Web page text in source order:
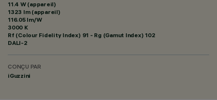
11.4 W (appareil)
1323 lm (appareil)
116.05 lm/W
3000 K
Rf (Colour Fidelity Index) 91 - Rg (Gamut Index) 102
DALI-2
CONÇU PAR
iGuzzini